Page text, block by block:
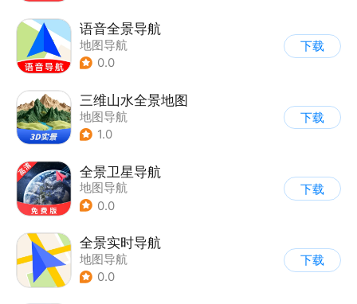
语音全景导航
地图导航
0.0
下载
三维山水全景地图
地图导航
1.0
下载
全景卫星导航
地图导航
0.0
下载
全景实时导航
地图导航
0.0
下载